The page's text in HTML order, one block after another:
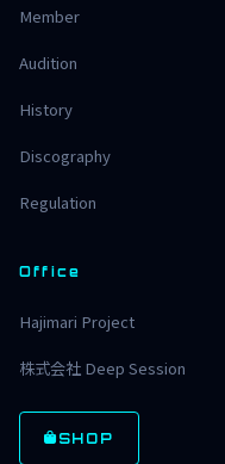
Member
Audition
History
Discography
Regulation
Office
Hajimari Project
株式会社 Deep Session
SHOP